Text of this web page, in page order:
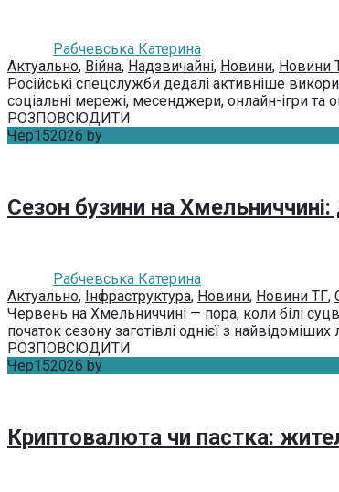
Рабчевська Катерина
Актуально, Війна, Надзвичайні, Новини, Новини
Російські спецслужби дедалі активніше
соціальні мережі, месенджери, онлайн-ігри та
РОЗПОВСЮДИТИ
Чер152026 by
Сезон бузини на
Рабчевська Катерина
Актуально, Інфраструктура, Новини, Новини ТГ,
Червень на Хмельниччині — пора, коли білі
початок сезону заготівлі однієї з
РОЗПОВСЮДИТИ
Чер152026 by
Криптовалюта чи пастка: